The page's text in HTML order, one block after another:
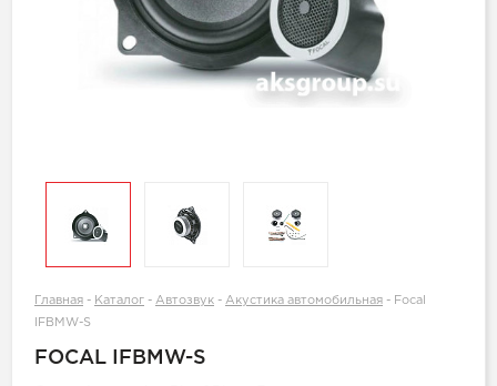
Главная - Каталог - Автозвук - Акустика автомобильная - Focal
IFBMW-S
FOCAL IFBMW-S